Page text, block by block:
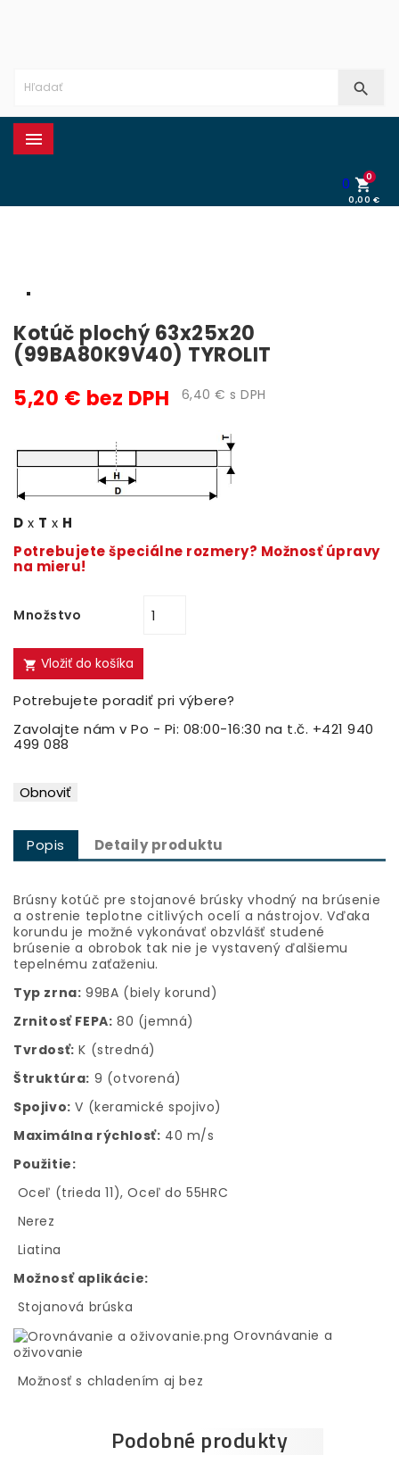


0 
0
0,00 €
Kotúč plochý 63x25x20
(99BA80K9V40) TYROLIT
5,20 € bez DPH 6,40 € s DPH
D x T x H
Potrebujete špeciálne rozmery? Možnosť úpravy
na mieru!
Množstvo
 Vložiť do košíka
Potrebujete poradiť pri výbere?
Zavolajte nám v Po - Pi: 08:00-16:30 na t.č. +421 940
499 088
Popis Detaily produktu
Brúsny kotúč pre stojanové brúsky vhodný na brúsenie
a ostrenie teplotne citlivých ocelí a nástrojov. Vďaka
korundu je možné vykonávať obzvlášť studené
brúsenie a obrobok tak nie je vystavený ďalšiemu
tepelnému zaťaženiu.
Typ zrna: 99BA (biely korund)
Zrnitosť FEPA: 80 (jemná)
Tvrdosť: K (stredná)
Štruktúra: 9 (otvorená)
Spojivo: V (keramické spojivo)
Maximálna rýchlosť: 40 m/s
Použitie:
Oceľ (trieda 11), Oceľ do 55HRC
Nerez
Liatina
Možnosť aplikácie:
Stojanová brúska
Orovnávanie a
oživovanie
Možnosť s chladením aj bez
Podobné produkty